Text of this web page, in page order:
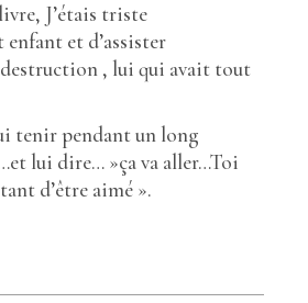
J’étais triste
enfant et d’assister
destruction , lui qui avait tout
tenir pendant un long
lui dire… »ça va aller…Toi
d’être aimé ».